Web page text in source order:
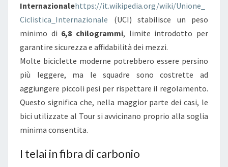
T
E
,
L
’
A
T
T
R
Z
Internazionalehttps://it.wikipedia.org/wiki/Unione_
Ciclistica_Internazionale (UCI) stabilisce un peso
minimo di 6,8 chilogrammi, limite introdotto per
garantire sicurezza e affidabilità dei mezzi.
Molte biciclette moderne potrebbero essere persino
più leggere, ma le squadre sono costrette ad
aggiungere piccoli pesi per rispettare il regolamento.
Questo significa che, nella maggior parte dei casi, le
bici utilizzate al Tour si avvicinano proprio alla soglia
minima consentita.
I telai in fibra di carbonio